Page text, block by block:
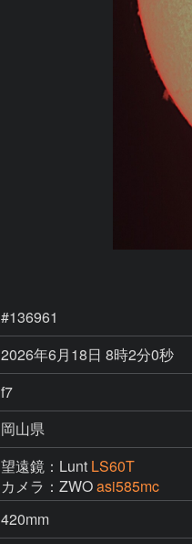
#136961
2026年6月18日 8時2分0秒
f7
岡山県
望遠鏡：Lunt LS60T
カメラ：ZWOasi585mc
420mm